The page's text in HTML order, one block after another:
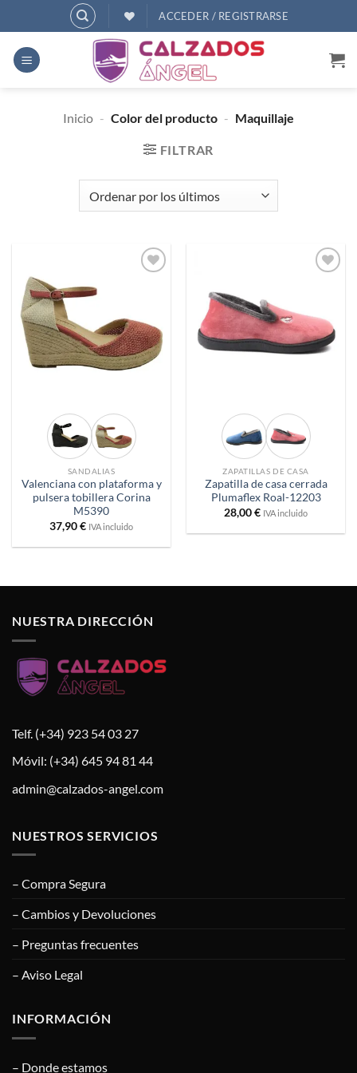
al
contenido
ACCEDER / REGISTRARSE
Inicio - Color del producto - Maquillaje
FILTRAR
SANDALIAS
Valenciana con plataforma y
pulsera tobillera Corina
M5390
37,90€ IVA incluido
ZAPATILLAS DE CASA
Zapatilla de casa cerrada
Plumaflex Roal-12203
28,00€ IVA incluido
NUESTRA DIRECCIÓN
Telf. (+34) 923 54 03 27
Móvil: (+34) 645 94 81 44
admin@calzados-angel.com
NUESTROS SERVICIOS
– Compra Segura
– Cambios y Devoluciones
– Preguntas frecuentes
– Aviso Legal
INFORMACIÓN
– Donde estamos